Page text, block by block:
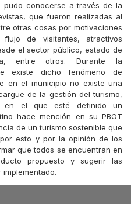
pudo conocerse a través de la
que fueron realizadas al
otras cosas por motivaciones
de visitantes, atractivos
el sector público, estado de
entre otros. Durante la
existe dicho fenómeno de
en el municipio no existe una
de la gestión del turismo,
en el que esté definido un
hace mención en su PBOT
de un turismo sostenible que
esto y por la opinión de los
que todos se encuentran en
propuesto y sugerir las